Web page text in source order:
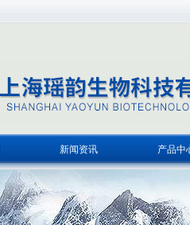
新闻资讯 产品中